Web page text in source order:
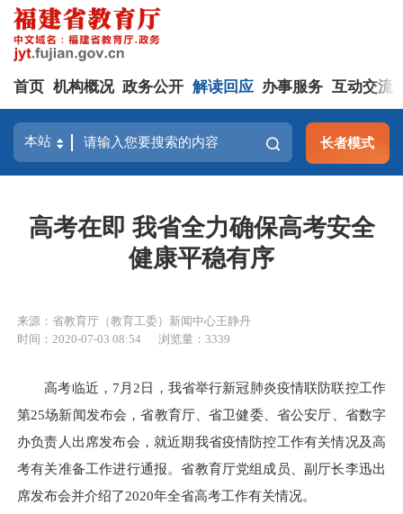
首页 机构概况 政务公开 解读回应 办事服务 互动交流
长者模式
高考在即 我省全力确保高考安全
健康平稳有序
来源：省教育厅（教育工委）新闻中心王静丹
时间：2020-07-03 08:54
浏览量：3339
高考临近，7月2日，我省举行新冠肺炎疫情联防联控工作
第25场新闻发布会，省教育厅、省卫健委、省公安厅、省数字
办负责人出席发布会，就近期我省疫情防控工作有关情况及高
考有关准备工作进行通报。省教育厅党组成员、副厅长李迅出
席发布会并介绍了2020年全省高考工作有关情况。